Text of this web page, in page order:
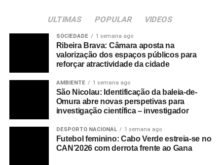
ULTIMAS POPULAR VIDEOS
SOCIEDADE 1 semana ago
Ribeira Brava: Câmara aposta na
valorização dos espaços públicos para
reforçar atractividade da cidade
AMBIENTE 1 semana ago
São Nicolau: Identificação da baleia-de-
Omura abre novas perspetivas para
investigação científica – investigador
DESPORTO NACIONAL 1 semana ago
Futebol feminino: Cabo Verde estreia-se no
CAN’2026 com derrota frente ao Gana